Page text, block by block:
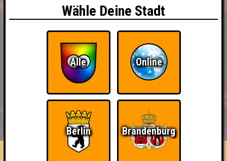
HIGHSCORE RESERVIERUNG
FAQ ÜBER UNS
Wähle Deine Stadt
Alle Online
Berlin Brandenburg